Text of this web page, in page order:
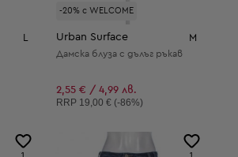
L
-20% с WELCOME
Urban Surface M
Дамска блуза с дълъг ръкав
2,55 € / 4,99 лв.
Препоръчителна цена:
RRP 19,00 € (-86%)